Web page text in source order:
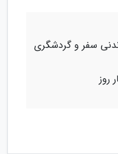
سفر و گردشگری
روز